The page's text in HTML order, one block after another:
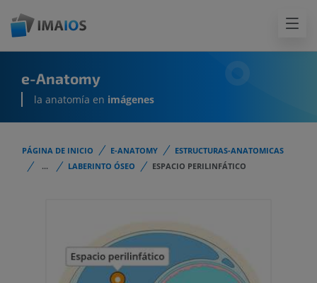
e-Anatomy
la anatomía en imágenes
PÁGINA DE INICIO E-ANATOMY
ESTRUCTURAS-ANATOMICAS
...
LABERINTO ÓSEO ESPACIO PERILINFÁTICO